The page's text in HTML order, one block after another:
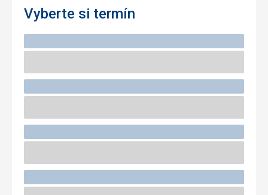
Vyberte si termín